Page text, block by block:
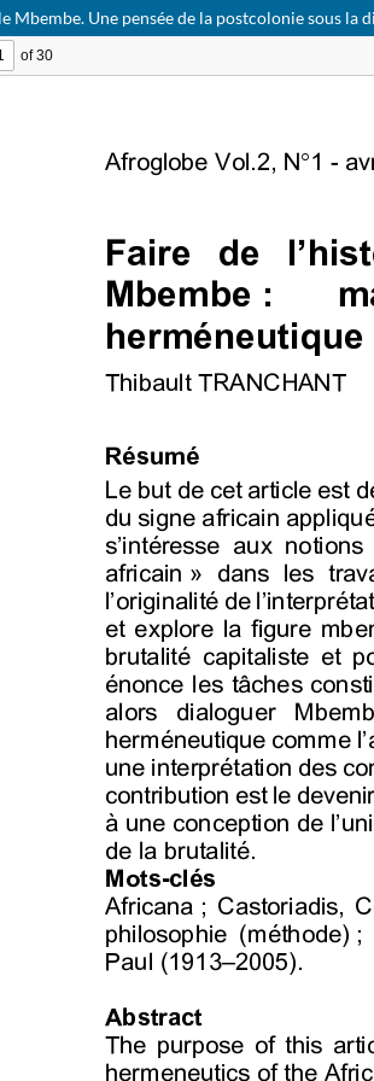
Mbembe. Une pensée de la postcolonie sous